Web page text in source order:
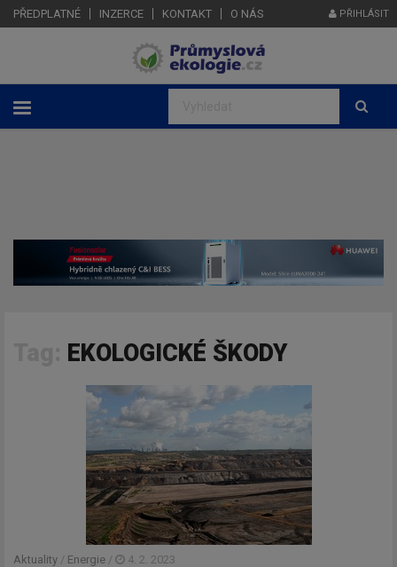
PŘEDPLATNÉ INZERCE KONTAKT O NÁS PŘIHLÁSIT
EKOLOGICKÉ ŠKODY
Aktuality / Energie / 4. 2. 2023